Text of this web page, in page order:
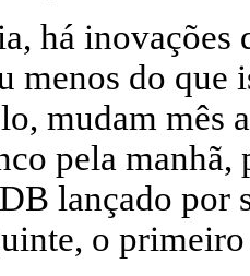
há inovações
menos do que
mudam mês
pela manhã,
lançado por
o